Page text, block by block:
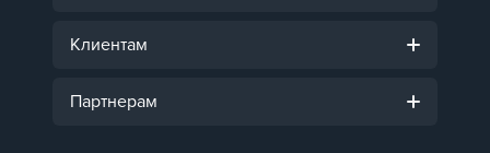
Клиентам
Партнерам